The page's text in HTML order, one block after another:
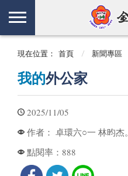
現在位置： 首頁 新聞專區
我的外公
2025/11/05
作者： 卓環六○一 林昀杰。
點閱率： 888